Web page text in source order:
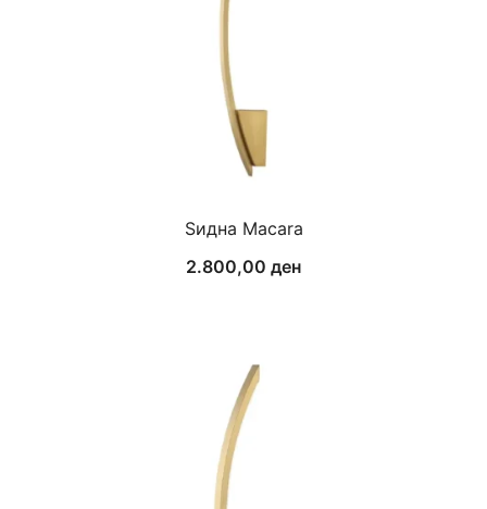
Ѕидна Macara
2.800,00 ден